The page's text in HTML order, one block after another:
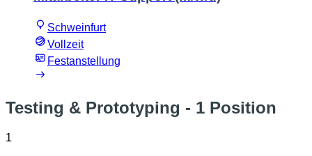
Schweinfurt
Vollzeit
Festanstellung
Testing & Prototyping - 1 Position
1